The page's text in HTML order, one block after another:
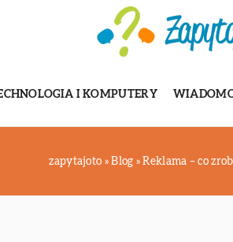
I KOMPUTERY
zapytajoto »Blog »Reklama – co